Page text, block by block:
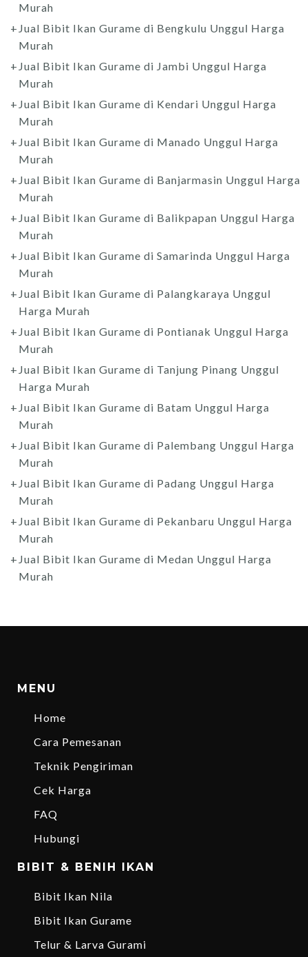
Murah
Jual Bibit Ikan Gurame di Bengkulu Unggul Harga
Murah
Jual Bibit Ikan Gurame di Jambi Unggul Harga
Murah
Jual Bibit Ikan Gurame di Kendari Unggul Harga
Murah
Jual Bibit Ikan Gurame di Manado Unggul Harga
Murah
Jual Bibit Ikan Gurame di Banjarmasin Unggul Harga
Murah
Jual Bibit Ikan Gurame di Balikpapan Unggul Harga
Murah
Jual Bibit Ikan Gurame di Samarinda Unggul Harga
Murah
Jual Bibit Ikan Gurame di Palangkaraya Unggul
Harga Murah
Jual Bibit Ikan Gurame di Pontianak Unggul Harga
Murah
Jual Bibit Ikan Gurame di Tanjung Pinang Unggul
Harga Murah
Jual Bibit Ikan Gurame di Batam Unggul Harga
Murah
Jual Bibit Ikan Gurame di Palembang Unggul Harga
Murah
Jual Bibit Ikan Gurame di Padang Unggul Harga
Murah
Jual Bibit Ikan Gurame di Pekanbaru Unggul Harga
Murah
Jual Bibit Ikan Gurame di Medan Unggul Harga
Murah
MENU
Home
Cara Pemesanan
Teknik Pengiriman
Cek Harga
FAQ
Hubungi
BIBIT & BENIH IKAN
Bibit Ikan Nila
Bibit Ikan Gurame
Telur & Larva Gurami